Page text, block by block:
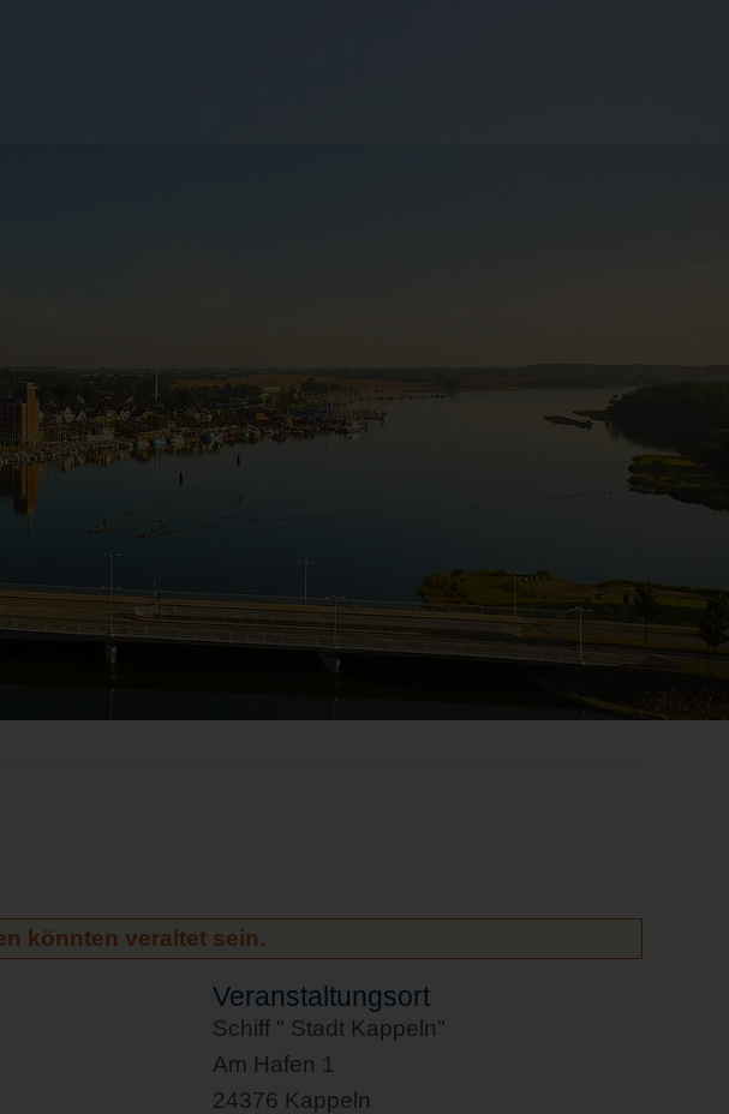
könnten veraltet sein.
Veranstaltungsort
Schiff " Stadt Kappeln"
Am Hafen 1
24376 Kappeln